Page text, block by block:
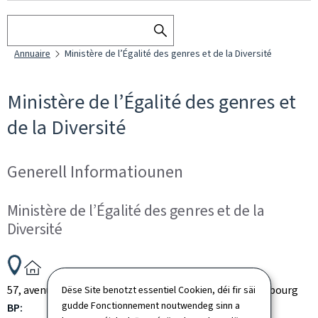
Dëse Site benotzt essentiel Cookien, déi fir säi
gudde Fonctionnement noutwendeg sinn a
SEARCH
THE
Annuaire Ministère de l’Égalité des genres et de la Diversité
Ministère de l’Égalité des genres et
de la Diversité
Generell Informatiounen
Ministère de l’Égalité des genres et de la
Diversité
57, avenue John F. Kennedy L-1855LuxembourgLuxembourg
BP: